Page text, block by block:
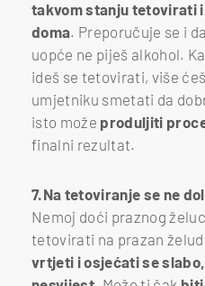
takvom stanju tetovirati
doma. Preporučuje se i
uopće ne piješ alkohol.
ideš se tetovirati, više
umjetniku smetati da
isto može produljiti
finalni rezultat.
7.Na tetoviranje se ne
Nemoj doći praznog
tetovirati na prazan
vrtjeti i osjećati se